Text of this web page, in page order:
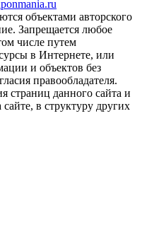
объектами авторского
Запрещается любое
числе путем
в Интернете, или
и объектов без
правообладателя.
страниц данного сайта и
в структуру других